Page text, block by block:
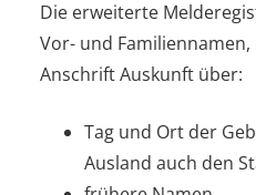
Die erweiterte
Vor- und
Anschrift Auskunft über:
Tag und Ort der
Ausland auch den